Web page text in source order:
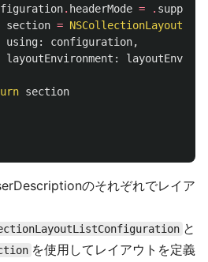
. headerMode = .
section =
using: configuration,
layoutEnvironment :
section
のそれぞれでレイア
と
を使用してレイアウトを定義